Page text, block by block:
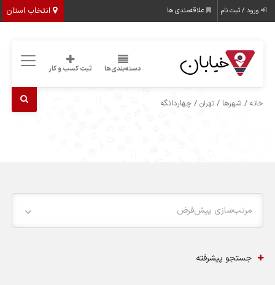
انتخاب استان ورود / ثبت نام علاقه‌مندی ها
دسته‌بندی‌ها ثبت کسب و کار
خانه / شهرها /تهران / چهاردانگه
مرتب‌سازی پیش‌فرض
جستجو پیشرفته